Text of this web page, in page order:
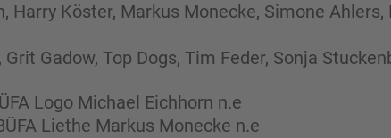
Harry Köster, Markus Monecke, Simone
Gadow, Top Dogs, Tim Feder, Sonja
Logo Michael Eichhorn n.e
Liethe Markus Monecke n.e